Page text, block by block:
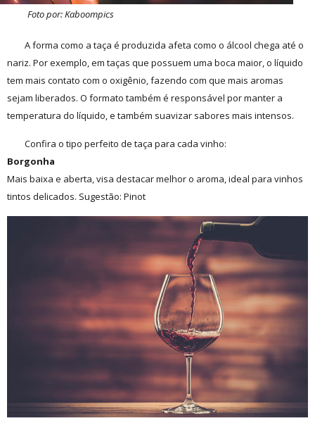
Foto por: Kaboompics
A forma como a taça é produzida afeta como o álcool chega até o
nariz. Por exemplo, em taças que possuem uma boca maior, o líquido
tem mais contato com o oxigênio, fazendo com que mais aromas
sejam liberados. O formato também é responsável por manter a
temperatura do líquido, e também suavizar sabores mais intensos.
Confira o tipo perfeito de taça para cada vinho:
Borgonha
Mais baixa e aberta, visa destacar melhor o aroma, ideal para vinhos
tintos delicados. Sugestão: Pinot